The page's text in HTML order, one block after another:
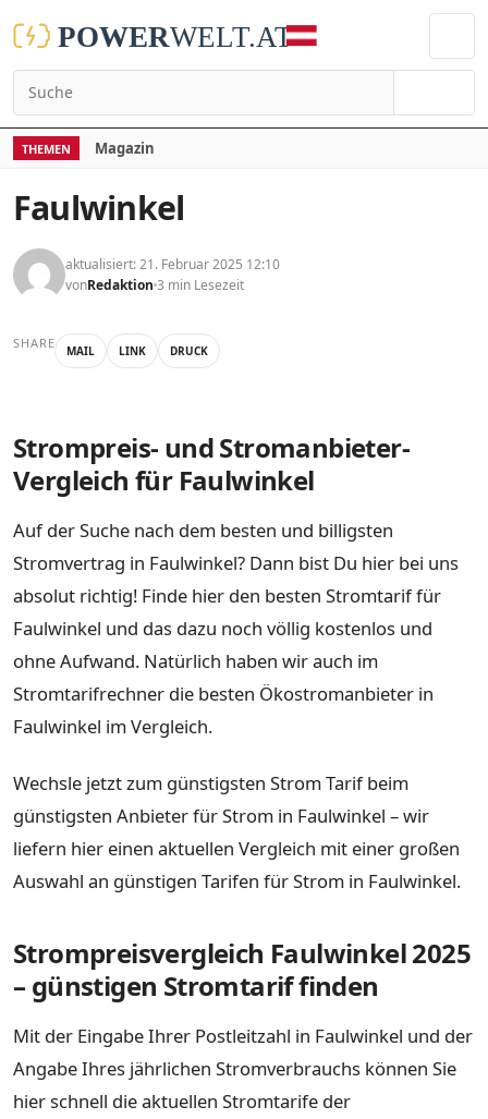
THEMEN Magazin
Faulwinkel
aktualisiert: 21. Februar 2025 12:10
vonRedaktion 3 min Lesezeit
SHARE MAIL LINK DRUCK
Strompreis- und Stromanbieter-
Vergleich für Faulwinkel
Auf der Suche nach dem besten und billigsten
Stromvertrag in Faulwinkel? Dann bist Du hier bei uns
absolut richtig! Finde hier den besten Stromtarif für
Faulwinkel und das dazu noch völlig kostenlos und
ohne Aufwand. Natürlich haben wir auch im
Stromtarifrechner die besten Ökostromanbieter in
Faulwinkel im Vergleich.
Wechsle jetzt zum günstigsten Strom Tarif beim
günstigsten Anbieter für Strom in Faulwinkel – wir
liefern hier einen aktuellen Vergleich mit einer großen
Auswahl an günstigen Tarifen für Strom in Faulwinkel.
Strompreisvergleich Faulwinkel 2025
– günstigen Stromtarif finden
Mit der Eingabe Ihrer Postleitzahl in Faulwinkel und der
Angabe Ihres jährlichen Stromverbrauchs können Sie
hier schnell die aktuellen Stromtarife der